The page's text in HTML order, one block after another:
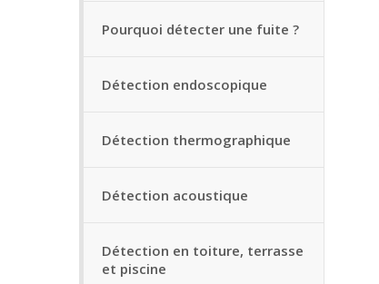
Pourquoi détecter une fuite ?
Détection endoscopique
Détection thermographique
Détection acoustique
Détection en toiture, terrasse
et piscine